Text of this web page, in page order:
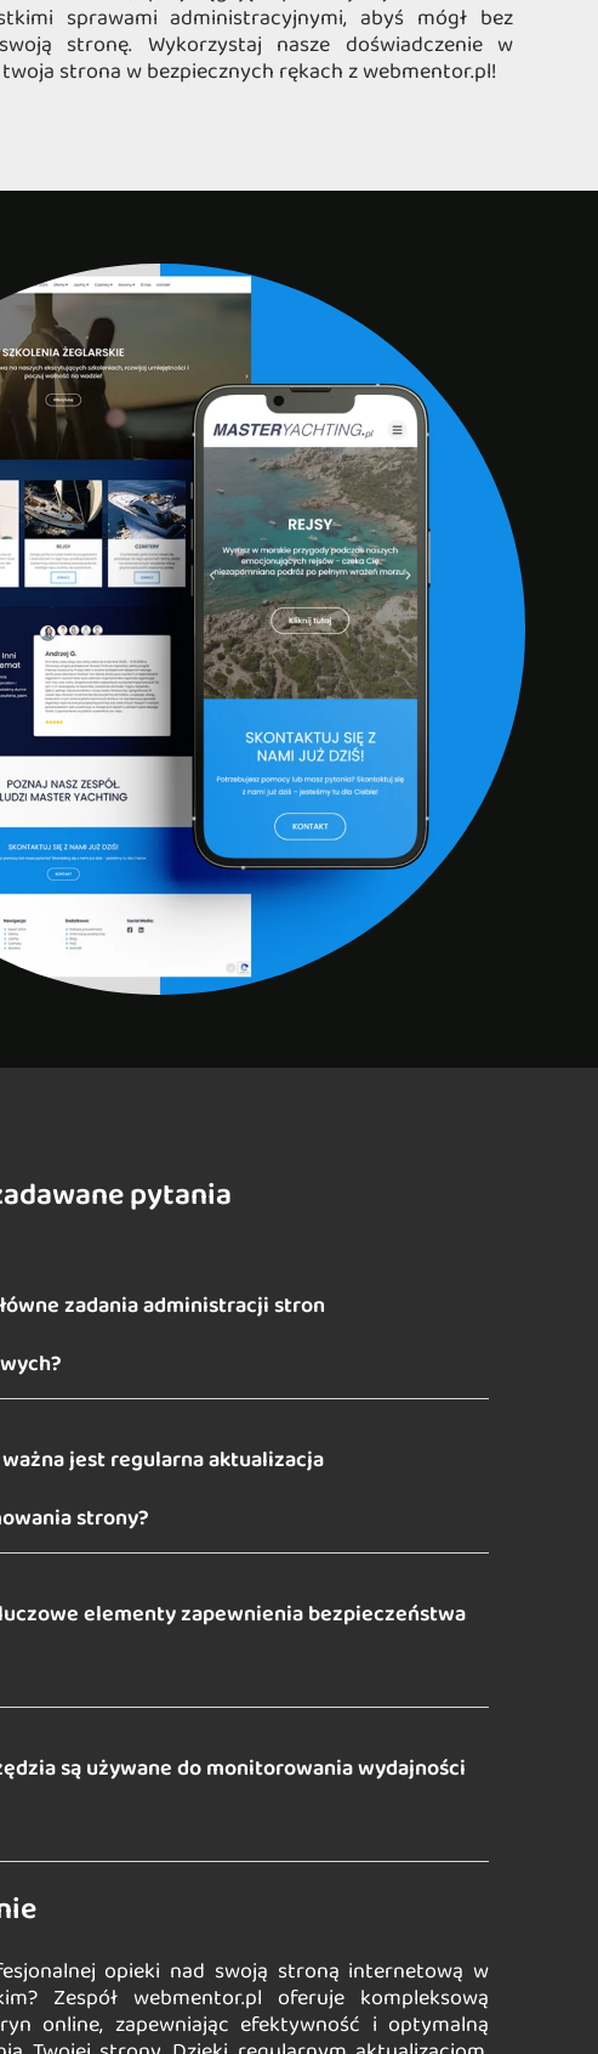
sprawami administracyjnymi, abyś mógł bez
stronę. Wykorzystaj nasze doświadczenie w
strona w bezpiecznych rękach z webmentor.pl!
pytania
zadania administracji stron
jest regularna aktualizacja
strony?
elementy zapewnienia bezpieczeństwa
są używane do monitorowania wydajności
opieki nad swoją stroną internetową w
Zespół webmentor.pl oferuje kompleksową
online, zapewniając efektywność i optymalną